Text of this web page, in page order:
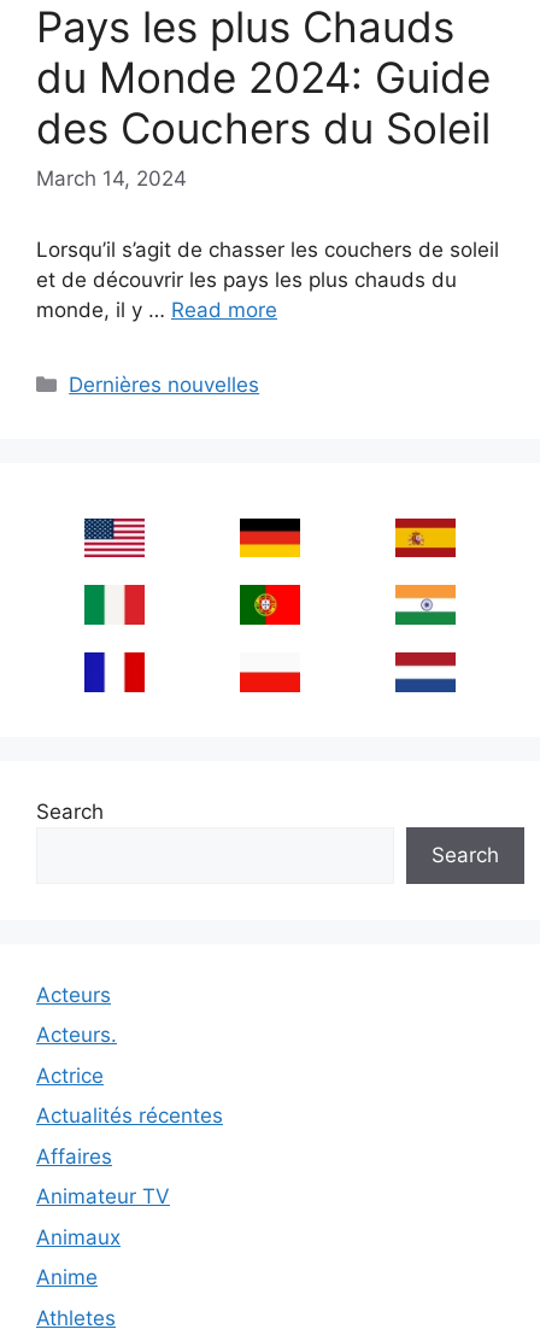
Pays les plus Chauds
du Monde 2024: Guide
des Couchers du Soleil
March 14, 2024
Lorsqu’il s’agit de chasser les couchers de soleil
et de découvrir les pays les plus chauds du
monde, il y … Read more
Categories
Dernières nouvelles
Search
Search
Acteurs
Acteurs.
Actrice
Actualités récentes
Affaires
Animateur TV
Animaux
Anime
Athletes